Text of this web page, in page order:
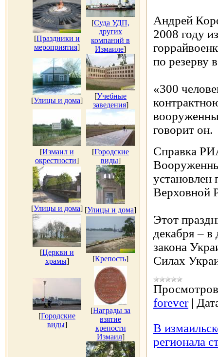
[Праздники и
мероприятия]
[Суда УДП,
других
компаний в
Измаиле]
[Улицы и дома]
[Учебные
заведения]
[Измаил и
окрестности]
[Городские
виды]
[Улицы и дома] [Улицы и дома]
[Церкви и
храмы] [Крепость]
[Городские
виды]
[Награды за
взятие
крепости
Измаил]
Андрей
2008 году
по резерву
«300
говорит он.
Справка
установлен
Верховной
Этот
декабря – в
закона
Силах
forever |
В
регионала